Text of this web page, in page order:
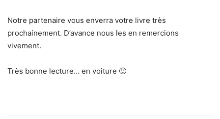
Notre partenaire vous enverra votre livre très
prochainement. D’avance nous les en remercions
vivement.
Très bonne lecture… en voiture 🙂